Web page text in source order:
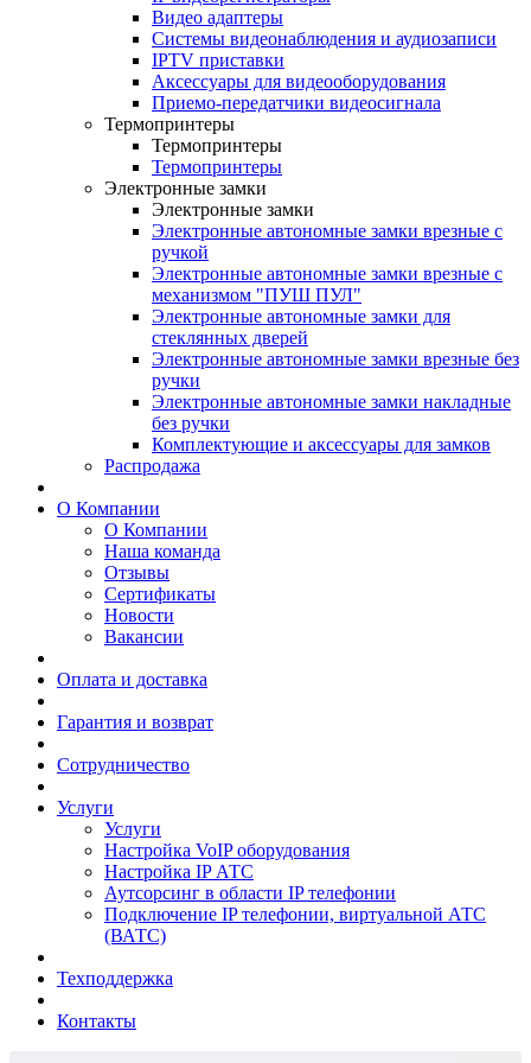
Видео адаптеры
Системы видеонаблюдения и аудиозаписи
IPTV приставки
Аксессуары для видеооборудования
Приемо-передатчики видеосигнала
Термопринтеры
Термопринтеры
Термопринтеры
Электронные замки
Электронные замки
Электронные автономные замки врезные с
ручкой
Электронные автономные замки врезные с
механизмом "ПУШ ПУЛ"
Электронные автономные замки для
стеклянных дверей
Электронные автономные замки врезные без
ручки
Электронные автономные замки накладные
без ручки
Комплектующие и аксессуары для замков
Распродажа
О Компании
О Компании
Наша команда
Отзывы
Сертификаты
Новости
Вакансии
Оплата и доставка
Гарантия и возврат
Сотрудничество
Услуги
Услуги
Настройка VoIP оборудования
Настройка IP АТС
Аутсорсинг в области IP телефонии
Подключение IP телефонии, виртуальной АТС
(ВАТС)
Техподдержка
Контакты